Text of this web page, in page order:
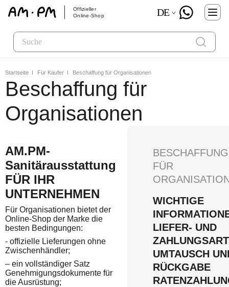
Offizieller
Online-Shop
DE
Startseite Für Käufer Beschaffung für Organisationen
Beschaffung für
Organisationen
BESCHAFFUNG
FÜR
WICHTIGE
LIEFER- UND
UMTAUSCH
RÜCKGABE
AM.PM-
Sanitärausstattung
FÜR IHR
UNTERNEHMEN
Für Organisationen bietet der
Online-Shop der Marke die
besten Bedingungen:
- offizielle Lieferungen ohne
Zwischenhändler;
– ein vollständiger Satz
Genehmigungsdokumente für
die Ausrüstung;